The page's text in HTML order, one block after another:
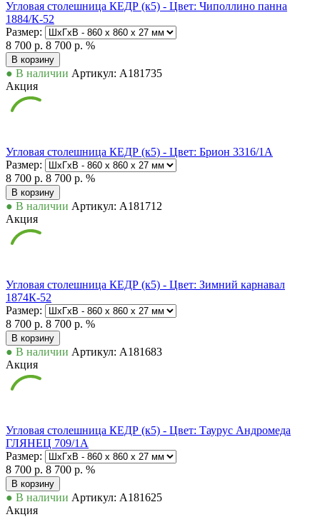
Угловая столешница КЕДР (к5) - Цвет: Чиполлино панна
1884/К-52
Размер:
8 700 р. 8 700 р. %
В корзину
● В наличии Артикул: А181735
Акция
Угловая столешница КЕДР (к5) - Цвет: Брион 3316/1А
Размер:
8 700 р. 8 700 р. %
В корзину
● В наличии Артикул: А181712
Акция
Угловая столешница КЕДР (к5) - Цвет: Зимний карнавал
1874К-52
Размер:
8 700 р. 8 700 р. %
В корзину
● В наличии Артикул: А181683
Акция
Угловая столешница КЕДР (к5) - Цвет: Таурус Андромеда
ГЛЯНЕЦ 709/1А
Размер:
8 700 р. 8 700 р. %
В корзину
● В наличии Артикул: А181625
Акция